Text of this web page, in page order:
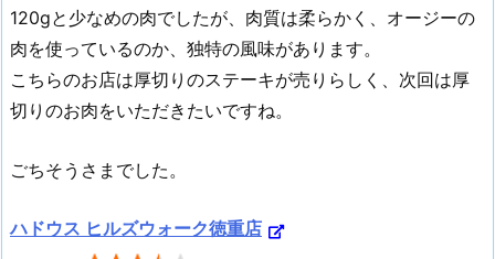
120gと少なめの肉でしたが、肉質は柔らかく、オージーの
肉を使っているのか、独特の風味があります。
こちらのお店は厚切りのステーキが売りらしく、次回は厚
切りのお肉をいただきたいですね。
ごちそうさまでした。
ハドウス ヒルズウォーク徳重店